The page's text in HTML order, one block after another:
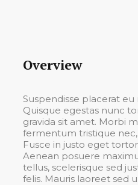
Overview
Suspendisse placerat
Quisque egestas nunc
gravida sit amet. Morbi
fermentum tristique
Fusce in justo eget
Aenean posuere
tellus, scelerisque sed
felis. Mauris laoreet sed